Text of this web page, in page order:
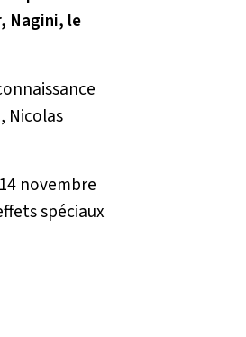
Nagini, le
Nicolas
novembre
spéciaux